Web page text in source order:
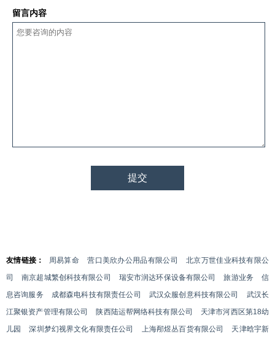
留言内容
友情链接： 周易算命 营口美欣办公用品有限公司
北京万世佳业科技有限公
司
南京超城繁创科技有限公司 瑞安市润达环保设备有限公司 旅游业务
信
息咨询服务
成都森电科技有限责任公司 武汉众服创意科技有限公司
武汉长
江聚银资产管理有限公司
陕西陆运帮网络科技有限公司
天津市河西区第18幼
儿园
深圳梦幻视界文化有限责任公司 上海邴煜丛百货有限公司
天津晗宇新